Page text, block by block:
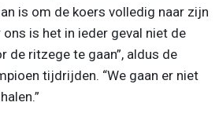
is om de koers volledig naar zijn
is het in ieder geval niet de
de ritzege te gaan”, aldus de
tijdrijden. “We gaan er niet